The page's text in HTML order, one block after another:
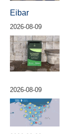
Eibar
2026-08-09
2026-08-09